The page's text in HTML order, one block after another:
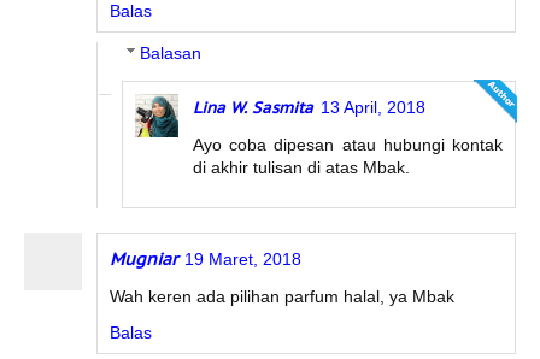
Balas
Balasan
Lina W. Sasmita 13 April, 2018
Ayo coba dipesan atau hubungi kontak
di akhir tulisan di atas Mbak.
Mugniar 19 Maret, 2018
Wah keren ada pilihan parfum halal, ya Mbak
Balas